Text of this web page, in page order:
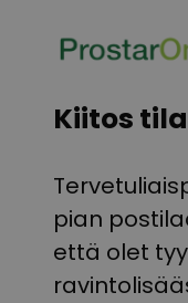
Kiitos
pian
että olet